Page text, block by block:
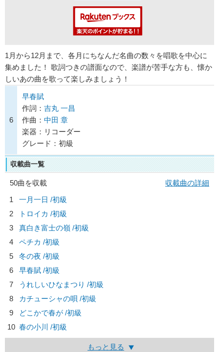
1月から12月まで、各月にちなんだ名曲の数々を唱歌を中心に
集めました！ 歌詞つきの譜面なので、楽譜が苦手な方も、懐か
しいあの曲を歌って楽しみましょう！
6
早春賦
作詞： 吉丸 一昌
作曲： 中田 章
楽器：リコーダー
グレード：初級
収載曲一覧
50曲を収載
収載曲の詳細
1
一月一日 /初級
2
トロイカ /初級
3
真白き富士の嶺 /初級
4
ペチカ /初級
5
冬の夜 /初級
6
早春賦 /初級
7
うれしいひなまつり /初級
8
カチューシャの唄 /初級
9
どこかで春が /初級
10 春の小川 /初級
もっと見る